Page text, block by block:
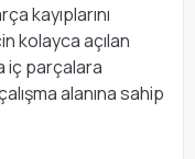
kayıplarını
kolayca açılan
iç parçalara
alanına sahip